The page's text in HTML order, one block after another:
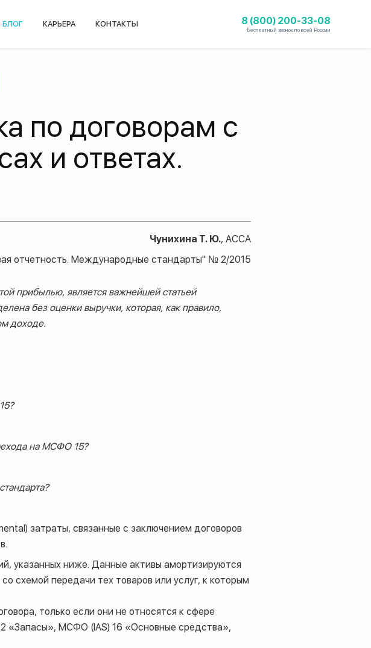
БЛОГ КАРЬЕРА КОНТАКТЫ 8 (800) 200-33-08
Бесплатный звонок по всей России
по договорам с
и ответах.
Чунихина Т. Ю., АССА
отчетность. Международные стандарты" № 2/2015
прибылью, является важнейшей статьей
без оценки выручки, которая, как правило,
доходе.
на МСФО 15?
затраты, связанные с заключением договоров
указанных ниже. Данные активы амортизируются
схемой передачи тех товаров или услуг, к которым
только если они не относятся к сфере
«Запасы», МСФО (IAS) 16 «Основные средства»,